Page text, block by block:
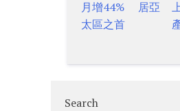
月增44% 居亞
太區之首
Search